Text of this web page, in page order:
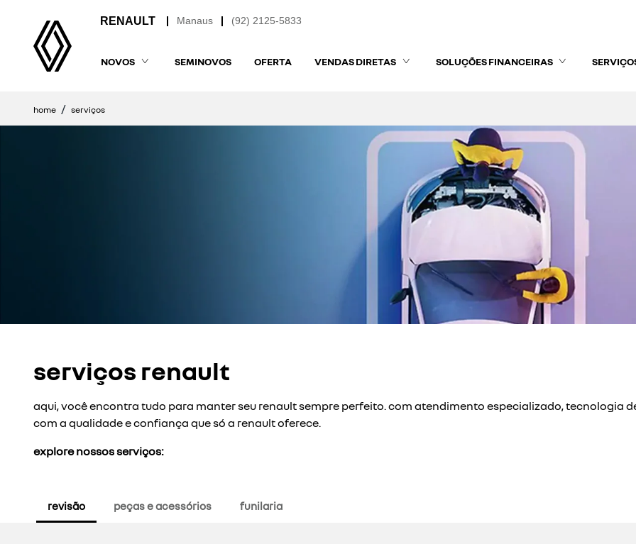
(92) 2125-5833
Manaus
NOVOS SEMINOVOS OFERTA VENDAS DIRETAS SOLUÇÕES FINANCEIRAS
home serviços
serviços renault
aqui, você encontra tudo para manter seu renault sempre perfeito. com atendimento especializado, tecnologia
com a qualidade e confiança que só a renault oferece.
explore nossos serviços:
revisão peças e acessórios funilaria